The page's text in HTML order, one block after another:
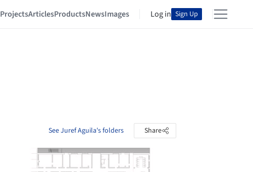
ProjectsArticlesProductsNewsImages Log in Sign Up
See Juref Aguila's folders Share